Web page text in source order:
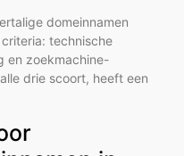
domeinnamen
technische
en zoekmachine-
drie scoort, heeft een